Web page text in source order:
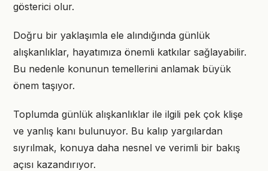
gösterici olur.
Doğru bir yaklaşımla ele alındığında günlük
alışkanlıklar, hayatımıza önemli katkılar sağlayabilir.
Bu nedenle konunun temellerini anlamak büyük
önem taşıyor.
Toplumda günlük alışkanlıklar ile ilgili pek çok klişe
ve yanlış kanı bulunuyor. Bu kalıp yargılardan
sıyrılmak, konuya daha nesnel ve verimli bir bakış
açısı kazandırıyor.